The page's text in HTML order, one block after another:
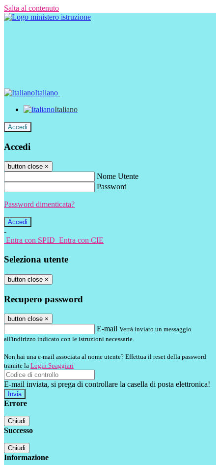
Salta al contenuto
Italiano
Italiano
Accedi
Accedi
button close ×
Nome Utente
Password
Password dimenticata?
-
Entra con SPID Entra con CIE
Seleziona utente
button close ×
Recupero password
button close ×
E-mail Verrà inviato un messaggio
all'indirizzo indicato con le istruzioni necessarie.
Non hai una e-mail associata al nome utente? Effettua il reset della password
tramite la Login Spaggiari
E-mail inviata, si prega di controllare la casella di posta elettronica!
Errore
Chiudi
Successo
Chiudi
Informazione